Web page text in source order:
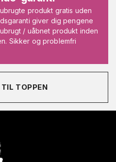
produkt gratis uden
giver dig pengene
/ uåbnet produkt inden
Sikker og problemfri
TOPPEN